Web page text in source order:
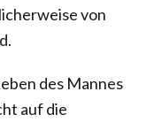
von
des Mannes
auf die